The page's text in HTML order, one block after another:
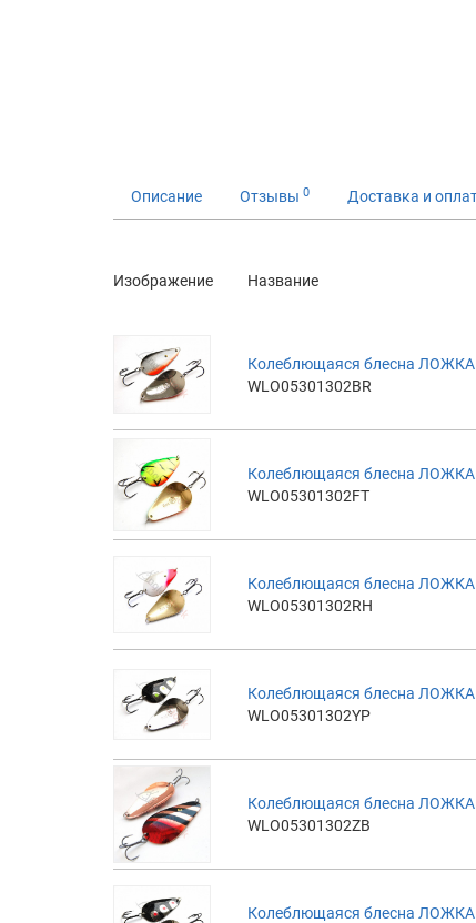
Описание Отзывы 0 Доставка и
Изображение Название
Колеблющаяся блесна ЛОЖКА
WLO05301302BR
Колеблющаяся блесна ЛОЖКА
WLO05301302FT
Колеблющаяся блесна ЛОЖКА
WLO05301302RH
Колеблющаяся блесна ЛОЖКА
WLO05301302YP
Колеблющаяся блесна ЛОЖКА
WLO05301302ZB
Колеблющаяся блесна ЛОЖКА